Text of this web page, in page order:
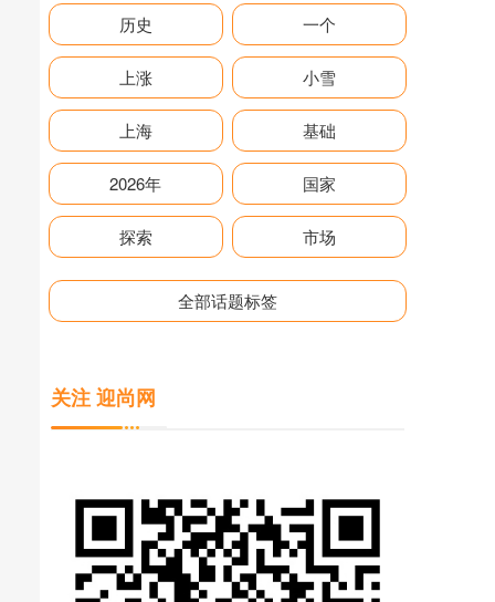
历史 一个
上涨 小雪
上海 基础
2026年 国家
探索 市场
全部话题标签
关注 迎尚网